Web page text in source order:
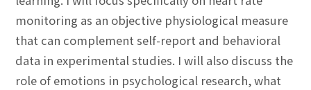
monitoring as an objective physiological measure
that can complement self-report and behavioral
data in experimental studies. I will also discuss the
role of emotions in psychological research, what